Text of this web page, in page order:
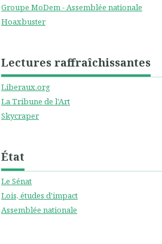
Groupe MoDem - Assemblée nationale
Hoaxbuster
Lectures raffraîchissantes
Liberaux.org
La Tribune de l'Art
Skycraper
État
Le Sénat
Lois, études d'impact
Assemblée nationale